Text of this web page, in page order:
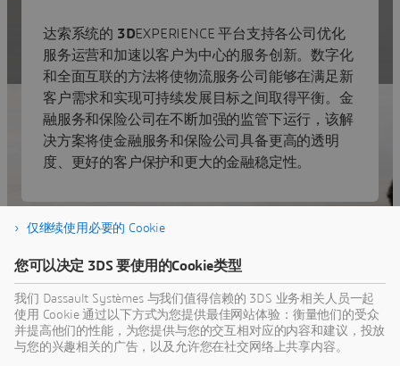
商业服务解决方案
优化运营，加快创新，提升客户体验。
达索系统的 3DEXPERIENCE 平台支持各公司优化
服务运营和加速以客户为中心的服务创新。数字化
和全面互联的方法将使物流服务公司能够在满足新
客户需求和实现可持续发展目标之间取得平衡。金
融服务和保险公司在不断加强的监管下运行，该解
决方案将使金融服务和保险公司具备更高的透明
度、更好的客户保护和更大的金融稳定性。
探索我们的行业解决方案体验如何
帮助您解决挑战。
仅继续使用必要的 Cookie
您可以决定 3DS 要使用的Cookie类型
我们 Dassault Systèmes 与我们值得信赖的 3DS 业务相关人员一起
使用 Cookie 通过以下方式为您提供最佳网站体验：衡量他们的受众
并提高他们的性能，为您提供与您的交互相对应的内容和建议，投放
与您的兴趣相关的广告，以及允许您在社交网络上共享内容。